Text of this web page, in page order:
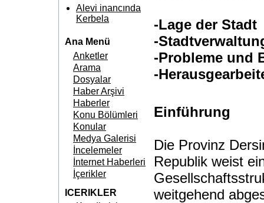
Alevi inancında
Kerbela
Ana Menü
Anketler
Arama
Dosyalar
Haber Arşivi
Haberler
Konu Bölümleri
Konular
Medya Galerisi
İncelemeler
İnternet Haberleri
İçerikler
ICERIKLER
-Lage der Stadt
-
-Probleme und
-
Einführung
Die Provinz
Republik weist
weitgehend